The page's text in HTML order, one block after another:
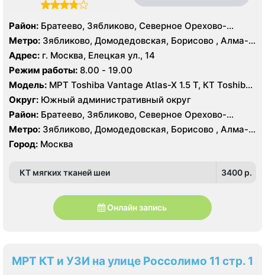
Район: Братеево, Зябликово, Северное Орехово-
Борисово, Южное Орехово-Борисово
Метро: Зябликово, Домодедовская, Борисово , Алма-
Атинская, Красногвардейская, Шипиловская
Адрес: г. Москва, Елецкая ул., 14
Режим работы: 8.00 - 19.00
Модель: МРТ Toshiba Vantage Atlas-X 1.5 Т, КТ Toshiba
AQUILION RXL 16 срезов, УЗИ
Округ: Южный административный округ
Район: Братеево, Зябликово, Северное Орехово-
Борисово, Южное Орехово-Борисово
Метро: Зябликово, Домодедовская, Борисово , Алма-
Атинская, Красногвардейская, Шипиловская
Город: Москва
КТ мягких тканей шеи 3400 p.
Онлайн запись
МРТ КТ и УЗИ на улице Россолимо 11 стр. 1